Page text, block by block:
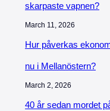
skarpaste vapnen?
March 11, 2026
Hur påverkas
nu i Mellanöstern?
March 2, 2026
40 år sedan mordet